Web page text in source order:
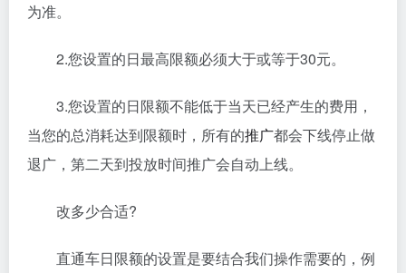
为准。
2.您设置的日最高限额必须大于或等于30元。
3.您设置的日限额不能低于当天已经产生的费用，
当您的总消耗达到限额时，所有的推广都会下线停止做
退广，第二天到投放时间推广会自动上线。
改多少合适?
直通车日限额的设置是要结合我们操作需要的，例